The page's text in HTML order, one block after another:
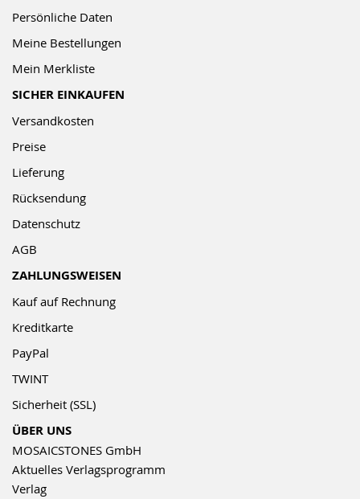
Persönliche Daten
Meine Bestellungen
Mein Merkliste
SICHER EINKAUFEN
Versandkosten
Preise
Lieferung
Rücksendung
Datenschutz
AGB
ZAHLUNGSWEISEN
Kauf auf Rechnung
Kreditkarte
PayPal
TWINT
Sicherheit (SSL)
ÜBER UNS
MOSAICSTONES GmbH
Aktuelles Verlagsprogramm
Verlag